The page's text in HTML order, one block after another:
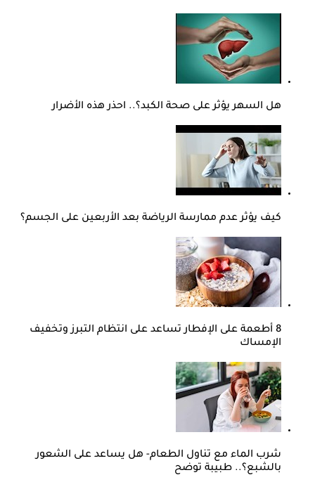
هل السهر يؤثر على صحة الكبد؟.. احذر هذه الأضرار
كيف يؤثر عدم ممارسة الرياضة بعد الأربعين على الجسم؟
8 أطعمة على الإفطار تساعد على انتظام التبرز وتخفيف
الإمساك
شرب الماء مع تناول الطعام- هل يساعد على الشعور
بالشبع؟.. طبيبة توضح